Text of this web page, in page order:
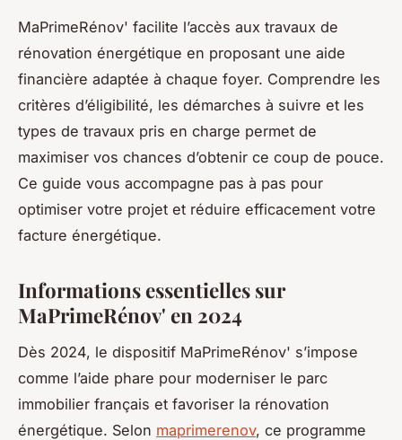
MaPrimeRénov' facilite l’accès aux travaux de
rénovation énergétique en proposant une aide
financière adaptée à chaque foyer. Comprendre les
critères d’éligibilité, les démarches à suivre et les
types de travaux pris en charge permet de
maximiser vos chances d’obtenir ce coup de pouce.
Ce guide vous accompagne pas à pas pour
optimiser votre projet et réduire efficacement votre
facture énergétique.
Informations essentielles sur
MaPrimeRénov' en 2024
Dès 2024, le dispositif MaPrimeRénov' s’impose
comme l’aide phare pour moderniser le parc
immobilier français et favoriser la rénovation
énergétique. Selon maprimerenov, ce programme